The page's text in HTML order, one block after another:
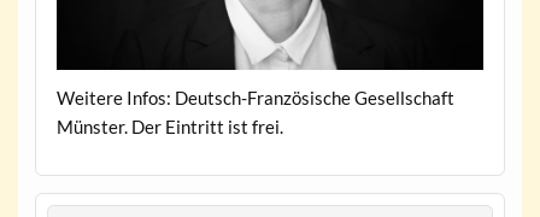
Weitere Infos: Deutsch-Französische Gesellschaft
Münster. Der Eintritt ist frei.